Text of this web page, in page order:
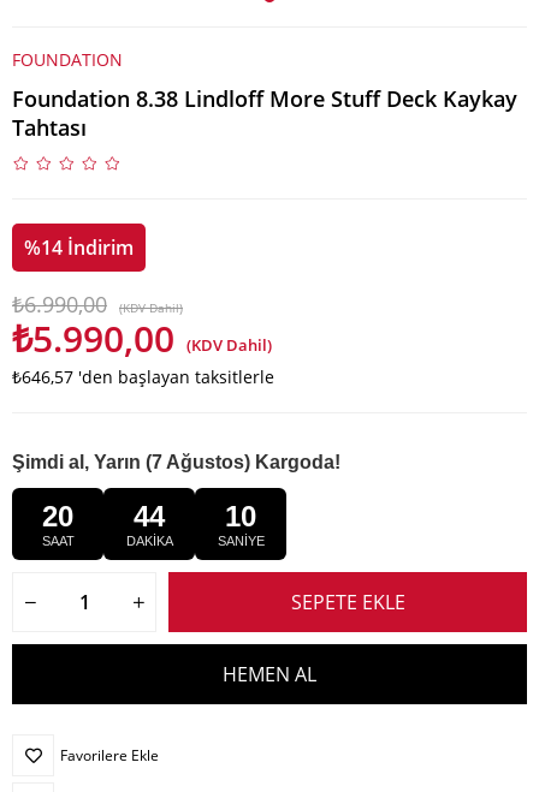
FOUNDATION
Foundation 8.38 Lindloff More Stuff Deck Kaykay
Tahtası
%14 İndirim
₺6.990,00 (KDV Dahil)
₺5.990,00 (KDV Dahil)
₺646,57 'den başlayan taksitlerle
Şimdi al, Yarın (7 Ağustos) Kargoda!
20
SAAT
44
DAKİKA
09
SANİYE
Favorilere Ekle